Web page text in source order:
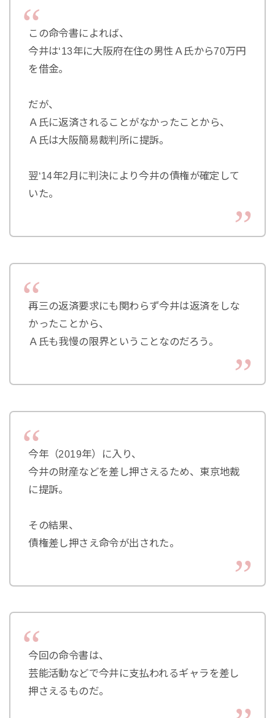
この命令書によれば、
今井は‘13年に大阪府在住の男性Ａ氏から70万円
を借金。
だが、
Ａ氏に返済されることがなかったことから、
Ａ氏は大阪簡易裁判所に提訴。
翌‘14年2月に判決により今井の債権が確定して
いた。
再三の返済要求にも関わらず今井は返済をしな
かったことから、
Ａ氏も我慢の限界ということなのだろう。
今年（2019年）に入り、
今井の財産などを差し押さえるため、東京地裁
に提訴。
その結果、
債権差し押さえ命令が出された。
今回の命令書は、
芸能活動などで今井に支払われるギャラを差し
押さえるものだ。